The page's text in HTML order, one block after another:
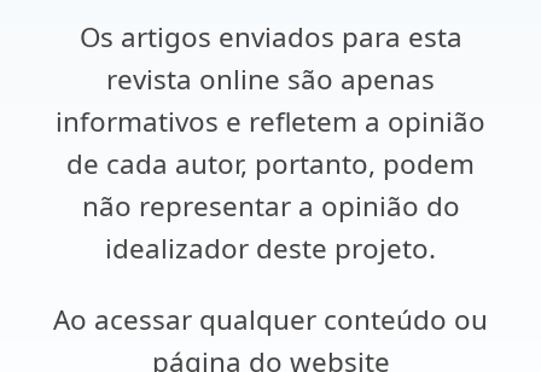
Os artigos enviados para esta
revista online são apenas
informativos e refletem a opinião
de cada autor, portanto, podem
não representar a opinião do
idealizador deste projeto.
Ao acessar qualquer conteúdo ou
página do website